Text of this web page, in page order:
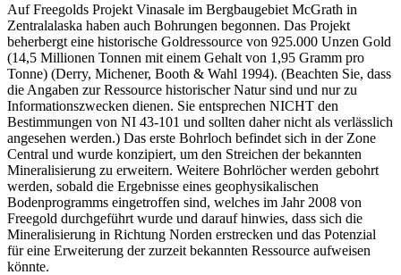
Auf Freegolds Projekt Vinasale im Bergbaugebiet McGrath in
Zentralalaska haben auch Bohrungen begonnen. Das Projekt
beherbergt eine historische Goldressource von 925.000 Unzen Gold
(14,5 Millionen Tonnen mit einem Gehalt von 1,95 Gramm pro
Tonne) (Derry, Michener, Booth & Wahl 1994). (Beachten Sie, dass
die Angaben zur Ressource historischer Natur sind und nur zu
Informationszwecken dienen. Sie entsprechen NICHT den
Bestimmungen von NI 43-101 und sollten daher nicht als verlässlich
angesehen werden.) Das erste Bohrloch befindet sich in der Zone
Central und wurde konzipiert, um den Streichen der bekannten
Mineralisierung zu erweitern. Weitere Bohrlöcher werden gebohrt
werden, sobald die Ergebnisse eines geophysikalischen
Bodenprogramms eingetroffen sind, welches im Jahr 2008 von
Freegold durchgeführt wurde und darauf hinwies, dass sich die
Mineralisierung in Richtung Norden erstrecken und das Potenzial
für eine Erweiterung der zurzeit bekannten Ressource aufweisen
könnte.